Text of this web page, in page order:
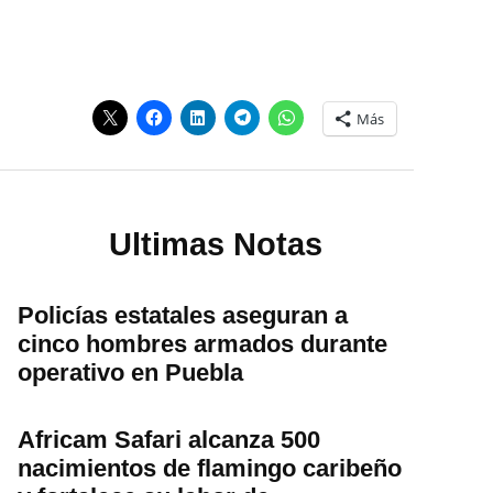
Más
Ultimas Notas
Policías estatales aseguran a
cinco hombres armados durante
operativo en Puebla
Africam Safari alcanza 500
nacimientos de flamingo caribeño